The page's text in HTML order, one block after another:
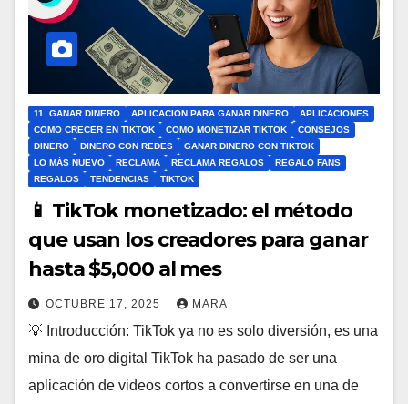
11. GANAR DINERO APLICACION PARA GANAR DINERO
APLICACIONES
COMO CRECER EN TIKTOK
COMO MONETIZAR TIKTOK
CONSEJOS
DINERO
DINERO CON REDES
GANAR DINERO CON TIKTOK
LO MÁS NUEVO
RECLAMA RECLAMA REGALOS
REGALO FANS
REGALOS
TENDENCIAS TIKTOK
📱 TikTok monetizado: el método
que usan los creadores para ganar
hasta $5,000 al mes
OCTUBRE 17, 2025 MARA
💡 Introducción: TikTok ya no es solo diversión, es una
mina de oro digital TikTok ha pasado de ser una
aplicación de videos cortos a convertirse en una de